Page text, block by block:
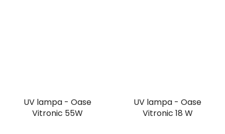
UV lampa - Oase
Vitronic 55W
UV lampa - Oase
Vitronic 18 W